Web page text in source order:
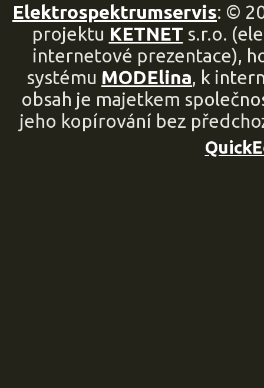
Elektrospektrumservis: ©
projektu KETNET s.r.o.
internetové prezentace),
systému MODElina, k
obsah je majetkem
jeho kopírování bez